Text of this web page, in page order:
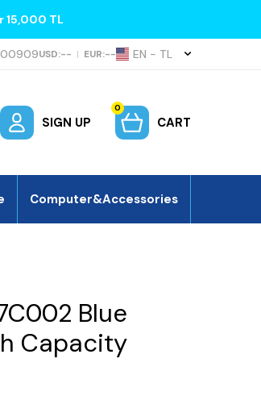
15,000 TL
USD:-- | EUR:-- EN − TL
SIGN UP
0
CART
Computer&Accessories
Blue
Capacity